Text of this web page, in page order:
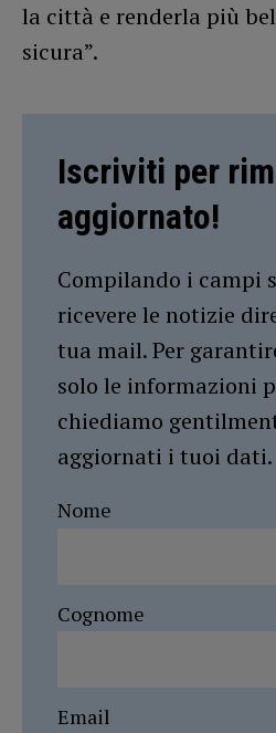
la città e renderla più
sicura”.
Iscriviti per
aggiornato!
Compilando i campi
ricevere le notizie
tua mail. Per
solo le informazioni
chiediamo
aggiornati i tuoi dati.
Nome
Cognome
Email